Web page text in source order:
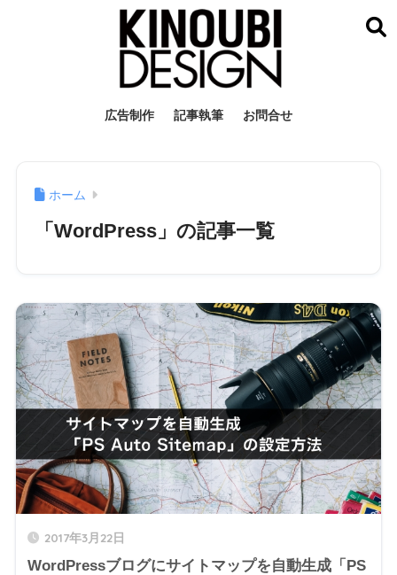
広告制作 記事執筆 お問合せ
ホーム
「WordPress」の記事一覧
2017年3月22日
WordPressブログにサイトマップを自動生成「PS